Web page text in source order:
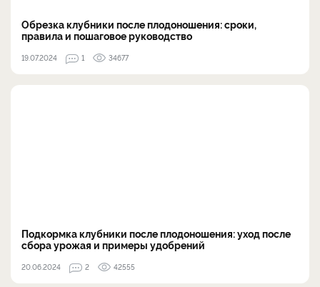
Обрезка клубники после плодоношения: сроки,
правила и пошаговое руководство
19.07.2024 1 34677
Подкормка клубники после плодоношения: уход после
сбора урожая и примеры удобрений
20.06.2024 2 42555